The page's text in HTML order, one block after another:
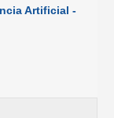
Artificial -